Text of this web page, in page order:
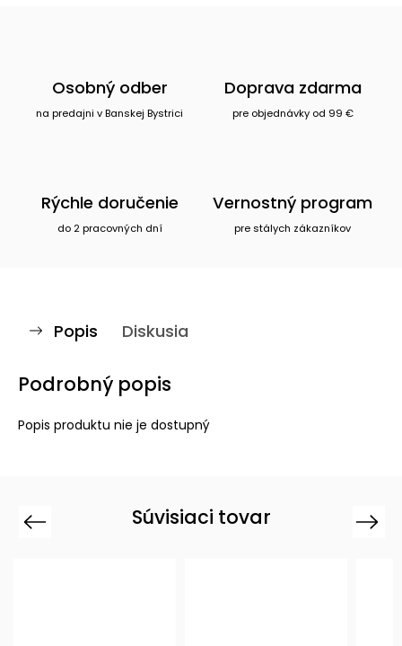
Osobný odber
na predajni v Banskej Bystrici
Doprava zdarma
pre objednávky od 99 €
Rýchle doručenie
do 2 pracovných dní
Vernostný program
pre stálych zákazníkov
Popis Diskusia
Podrobný popis
Popis produktu nie je dostupný
Súvisiaci tovar
Previous Next